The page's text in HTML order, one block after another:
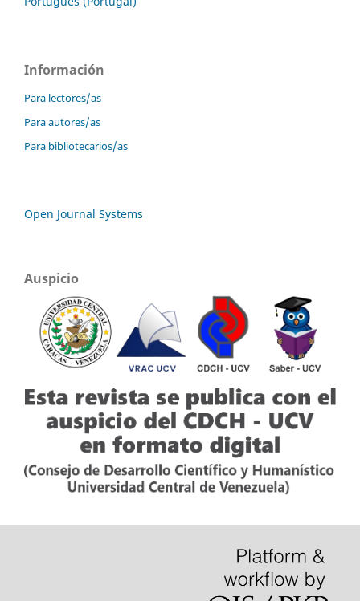
Información
Para lectores/as
Para autores/as
Para bibliotecarios/as
Open Journal Systems
Auspicio